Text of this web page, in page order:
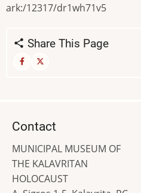
ark:/12317/dr1wh71v5
Share This Page
Contact
MUNICIPAL MUSEUM OF
THE KALAVRITAN
HOLOCAUST